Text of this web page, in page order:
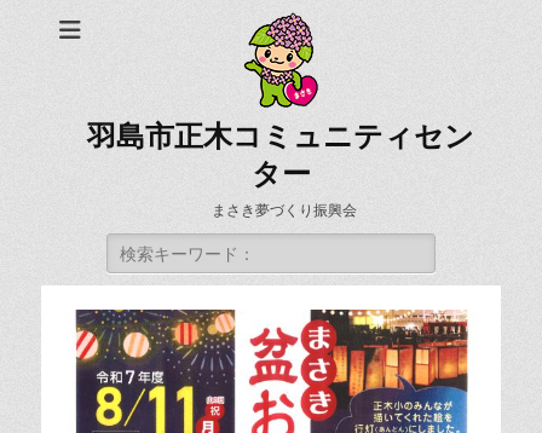
羽島市正木コミュニティセン
ター
まさき夢づくり振興会
検
索: